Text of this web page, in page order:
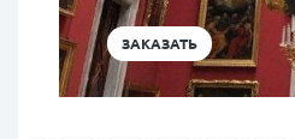
ЗАКАЗАТЬ